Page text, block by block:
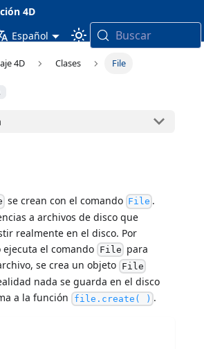
4D
Español Buscar
4D Clases File
se crean con el comando File .
a archivos de disco que
realmente en el disco. Por
ejecuta el comando File para
se crea un objeto File
nada se guarda en el disco
a la función file.create( ) .